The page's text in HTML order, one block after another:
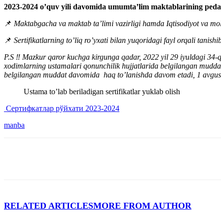
2023-2024 o’quv yili davomida umumta’lim maktablarining
📌 Maktabgacha va maktab ta’limi vazirligi hamda Iqtisodiyot va
📌 Sertifikatlarning to’liq ro’yxati bilan yuqoridagi fayl orqali
P.S ‼️ Mazkur qaror kuchga kirgunga qadar, 2022 yil 29 iyuldagi 34-
xodimlarning ustamalari qonunchilik hujjatlarida belgilangan
belgilangan muddat davomida haq to’lanishda davom etadi, 1
Ustama to’lab beriladigan sertifikatlar yuklab olish
Сертифкатлар рўйхати 2023-2024
manba
RELATED ARTICLESMORE FROM AUTHOR